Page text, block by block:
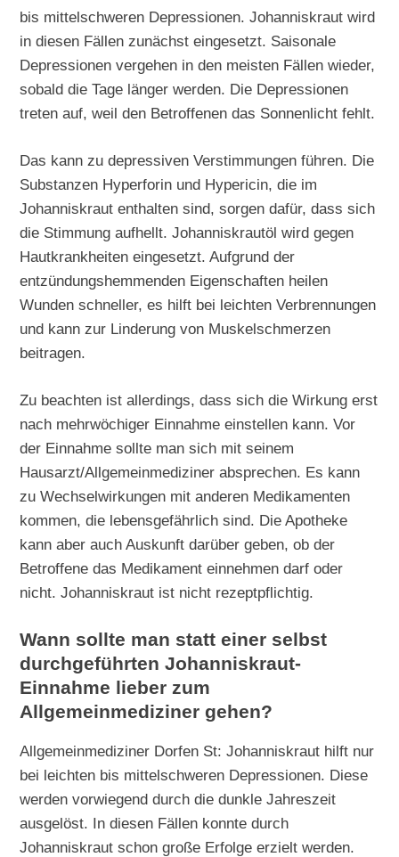
bis mittelschweren Depressionen. Johanniskraut wird
in diesen Fällen zunächst eingesetzt. Saisonale
Depressionen vergehen in den meisten Fällen wieder,
sobald die Tage länger werden. Die Depressionen
treten auf, weil den Betroffenen das Sonnenlicht fehlt.
Das kann zu depressiven Verstimmungen führen. Die
Substanzen Hyperforin und Hypericin, die im
Johanniskraut enthalten sind, sorgen dafür, dass sich
die Stimmung aufhellt. Johanniskrautöl wird gegen
Hautkrankheiten eingesetzt. Aufgrund der
entzündungshemmenden Eigenschaften heilen
Wunden schneller, es hilft bei leichten Verbrennungen
und kann zur Linderung von Muskelschmerzen
beitragen.
Zu beachten ist allerdings, dass sich die Wirkung erst
nach mehrwöchiger Einnahme einstellen kann. Vor
der Einnahme sollte man sich mit seinem
Hausarzt/Allgemeinmediziner absprechen. Es kann
zu Wechselwirkungen mit anderen Medikamenten
kommen, die lebensgefährlich sind. Die Apotheke
kann aber auch Auskunft darüber geben, ob der
Betroffene das Medikament einnehmen darf oder
nicht. Johanniskraut ist nicht rezeptpflichtig.
Wann sollte man statt einer selbst
durchgeführten Johanniskraut-
Einnahme lieber zum
Allgemeinmediziner gehen?
Allgemeinmediziner Dorfen St: Johanniskraut hilft nur
bei leichten bis mittelschweren Depressionen. Diese
werden vorwiegend durch die dunkle Jahreszeit
ausgelöst. In diesen Fällen konnte durch
Johanniskraut schon große Erfolge erzielt werden.